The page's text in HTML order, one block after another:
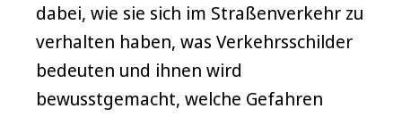
dabei, wie sie sich im Straßenverkehr zu
verhalten haben, was Verkehrsschilder
bedeuten und ihnen wird
bewusstgemacht, welche Gefahren